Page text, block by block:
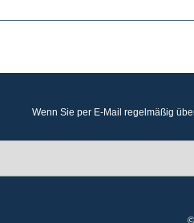
Wenn Sie per E-Mail regelmäßig